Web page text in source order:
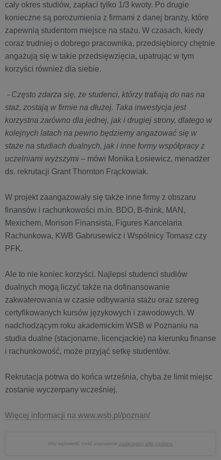
cały okres studiów, zapłaci tylko 1/3 kwoty. Po drugie
konieczne są porozumienia z firmami z danej branży, które
zapewnią studentom miejsce na stażu. W czasach, kiedy
coraz trudniej o dobrego pracownika, przedsiębiorcy chętnie
angażują się w takie przedsięwzięcia, upatrując w tym
korzyści również dla siebie.
- Często zdarza się, że studenci, którzy trafiają do nas na
staż, zostają w firmie na dłużej. Taka inwestycja jest
korzystna zarówno dla jednej, jak i drugiej strony, dlatego w
kolejnych latach na pewno będziemy angażować się w
staże na studiach dualnych, jak i inne formy współpracy z
uczelniami wyższymi – mówi Monika Łosiewicz, menadżer
ds. rekrutacji Grant Thornton Frąckowiak.
W projekt zaangażowały się także inne firmy z obszaru
finansów i rachunkowości m.in. BDO, B-think, MAN,
Mexichem, Morison Finansista, Figures Kancelaria
Rachunkowa, KWB Gabrusewicz i Wspólnicy Tomasz czy
PFK.
Ale to nie koniec korzyści. Najlepsi studenci studiów
dualnych mogą liczyć także na dofinansowanie
zakwaterowania w czasie odbywania stażu oraz szereg
certyfikowanych kursów językowych i zawodowych. W
nadchodzącym roku akademickim WSB w Poznaniu na
studia dualne (stacjonarne, licencjackie) na kierunku finanse
i rachunkowość, może przyjąć setkę studentów.
Rekrutacja potrwa do końca września, chyba że limit miejsc
zostanie wyczerpany wcześniej.
Więcej informacji na www.wsb.pl/poznan/
Aby wyświetlić treść poprawnie zaakceptuj pliki cookies.